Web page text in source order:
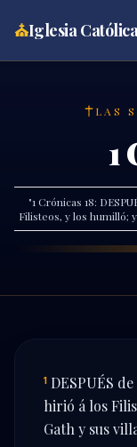
⛪Iglesia
LAS
1
"1 Crónicas 18:
Filisteos, y los humilló;
1 DESPUÉS
hirió á los
Gath y sus